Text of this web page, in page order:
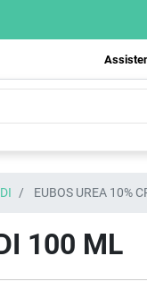
EUBOS UREA 10%
100 ML